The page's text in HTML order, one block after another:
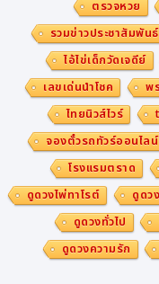
ตรวจหวย
รวมข่าวประชาสัมพันธ์
ไอ้ไข่เด็กวัดเจดีย์
เลขเด่นนำโชค
พ
ไทยนิวส์ไวร์
จองตั๋วรถทัวร์ออนไลน์
โรงแรมตราด
ดูดวงไพ่ทาโรต์
ดูดว
ดูดวงทั่วไป
ดูดวงความรัก